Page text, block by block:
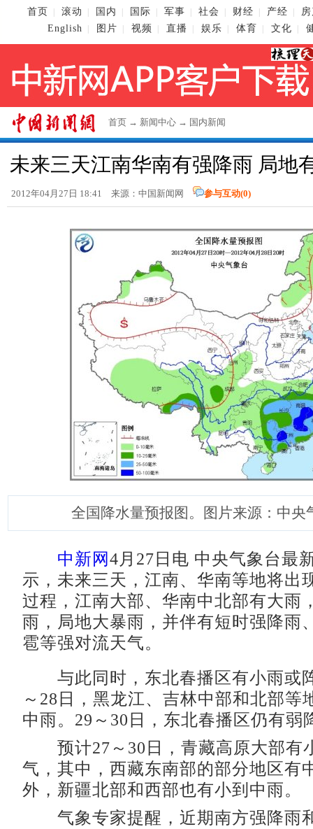
首页 滚动 国内 国际 军事 社会 财经 产经
English
图片 视频 直播 娱乐 体育 文化
首页 → 新闻中心 → 国内新闻
未来三天江南华南有强降雨 局地
2012年04月27日 18:41 来源： 中国新闻网 参与互动(0)
全国降水量预报图。图片来源：中央
中新网 4月27日电 中央气象台最
示，未来三天，江南、华南等地将出
过程，江南大部、华南中北部有大雨
雨，局地大暴雨，并伴有短时强降雨
雹等强对流天气。
与此同时，东北春播区有小雨或
～28日，黑龙江、吉林中部和北部等
中雨。29～30日，东北春播区仍有弱
预计27～30日，青藏高原大部有
气，其中，西藏东南部的部分地区有
外，新疆北部和西部也有小到中雨。
气象专家提醒，近期南方强降雨